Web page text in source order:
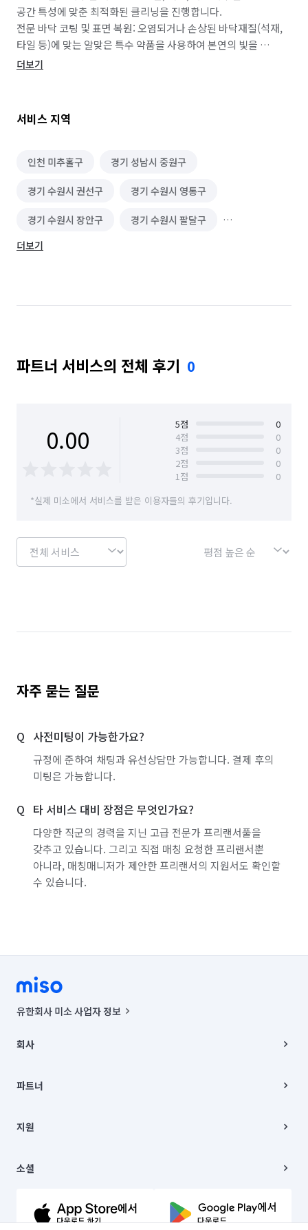
공간 특성에 맞춘 최적화된 클리닝을 진행합니다.
​전문 바닥 코팅 및 표면 복원: 오염되거나 손상된 바닥재질(석재,
타일 등)에 맞는 알맞은 특수 약품을 사용하여 본연의 빛을
복원합니다.
쾌적한 환경을 조성합니다.
​💡 한성씨앤씨를 선택해야 하는 이유
제거하는 화학 약품 사용 지식과 표면 복원 노하우를 보유하고
​투명하고 합리적인 시공: 100평대 이상의 대형 공간부터 소형
제안합니다.
​책임감 있는 현장 관리: 기동성 있게 현장에 방문하여, 보이지 않는
편하게 문의해 주세요!
더보기
서비스 지역
인천 미추홀구 경기 성남시 중원구
경기 수원시 권선구 경기 수원시 영통구
경기 수원시 장안구 경기 수원시 팔달구
경기 의정부시
서울 광진구 서울 구로구 서울 금천구
서울 동작구 서울 마포구 서울 서대문구
서울 영등포구
서울 용산구 서울 종로구
인천 강화군
인천 계양구 인천 남구 인천 남동구
인천 동구 인천 부평구
인천 연수구 인천 옹진군
더보기
파트너 서비스의 전체 후기 0
0.00 5점
0
4점
0
3점
0
2점
0
1점
0
*실제 미소에서 서비스를 받은 이용자들의 후기입니다.
자주 묻는 질문
사전미팅이 가능한가요?
규정에 준하여 채팅과 유선상담만 가능합니다. 결제 후의
미팅은 가능합니다.
타 서비스 대비 장점은 무엇인가요?
다양한 직군의 경력을 지닌 고급 전문가 프리랜서풀을
갖추고 있습니다. 그리고 직접 매칭 요청한 프리랜서뿐
아니라, 매칭매니저가 제안한 프리랜서의 지원서도 확인할
수 있습니다.
유한회사 미소 사업자 정보
00019 |
주소 | 본사: 서울특별시 종로구 율곡로 6(중학동, 트윈트리빌딩) B동 5층
컨택센터 : 서울특별시 종로구 수송동 율곡로 24, 7층, 8층 미소
상품, 상품정보, 거래에 관한 의무와 책임은 거래당사자에게 있습니다.
언론 보도 관련 문의:
© 유한회사 미소. Miso, Inc. All Rights Reserved.
회사
채용
파트너
이사
지원
이용약관
문의하기
소셜
유튜브